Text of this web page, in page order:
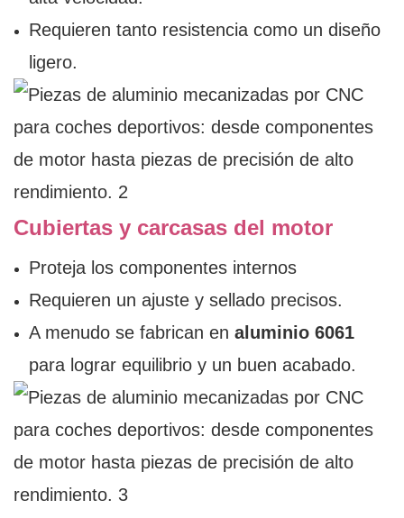
Requieren tanto resistencia como un diseño
ligero.
Cubiertas y carcasas del motor
Proteja los componentes internos
Requieren un ajuste y sellado precisos.
A menudo se fabrican en aluminio 6061
para lograr equilibrio y un buen acabado.